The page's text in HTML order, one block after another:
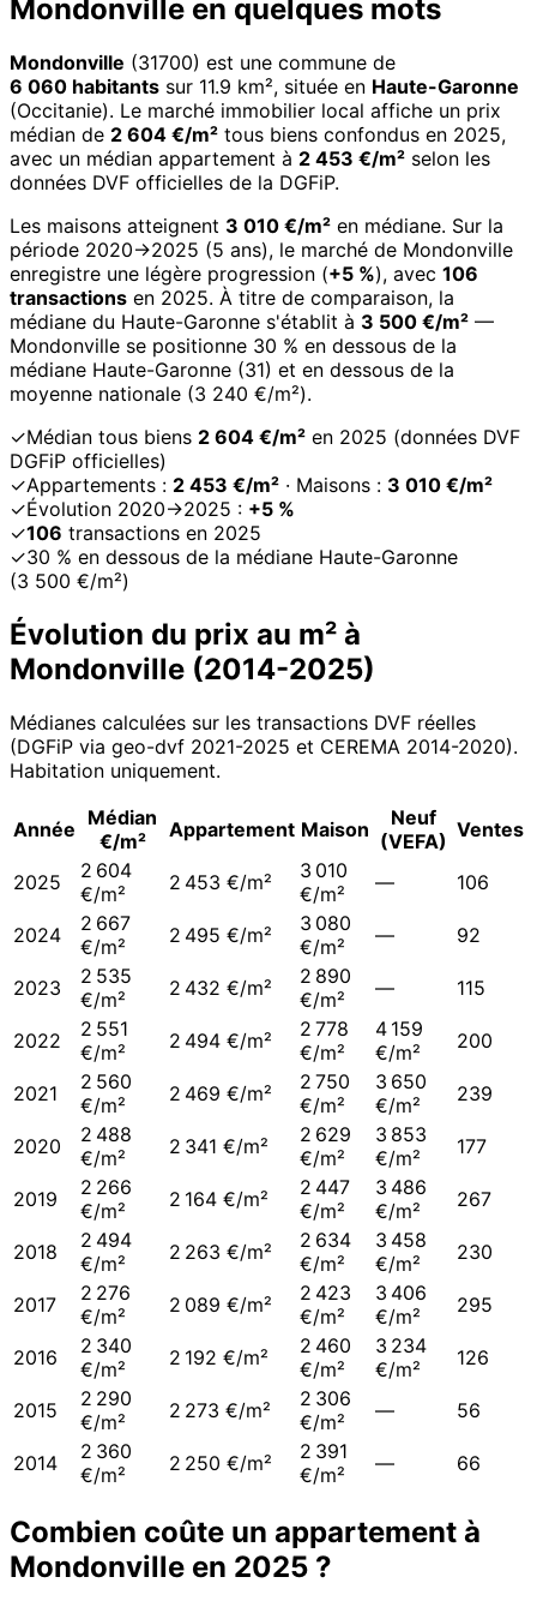
Mondonville en quelques mots
Mondonville (31700) est une commune de
6 060 habitants sur 11.9 km², située en Haute-Garonne
(Occitanie). Le marché immobilier local affiche un prix
médian de 2 604 €/m² tous biens confondus en 2025,
avec un médian appartement à 2 453 €/m² selon les
données DVF officielles de la DGFiP.
Les maisons atteignent 3 010 €/m² en médiane. Sur la
période 2020→2025 (5 ans), le marché de Mondonville
enregistre une légère progression (+5 %), avec 106
transactions en 2025. À titre de comparaison, la
médiane du Haute-Garonne s'établit à 3 500 €/m² —
Mondonville se positionne 30 % en dessous de la
médiane Haute-Garonne (31) et en dessous de la
moyenne nationale (3 240 €/m²).
✓Médian tous biens 2 604 €/m² en 2025 (données DVF
DGFiP officielles)
✓Appartements : 2 453 €/m² · Maisons : 3 010 €/m²
✓Évolution 2020→2025 : +5 %
✓106 transactions en 2025
✓30 % en dessous de la médiane Haute-Garonne
(3 500 €/m²)
Évolution du prix au m² à
Mondonville (2014-2025)
Médianes calculées sur les transactions DVF réelles
(DGFiP via geo-dvf 2021-2025 et CEREMA 2014-2020).
Habitation uniquement.
Année Médian
€/m²
Appartement Maison
Neuf
(VEFA) Ventes
2025
2 604
€/m²
2 453 €/m²
3 010
€/m²
— 106
2024
2 667
€/m²
2 495 €/m²
3 080
€/m²
— 92
2023
2 535
€/m²
2 432 €/m²
2 890
€/m²
— 115
2022
2 551
€/m²
2 494 €/m²
2 778
€/m²
4 159
€/m²
200
2021
2 560
€/m²
2 469 €/m²
2 750
€/m²
3 650
€/m²
239
2020
2 488
€/m²
2 341 €/m²
2 629
€/m²
3 853
€/m²
177
2019
2 266
€/m²
2 164 €/m²
2 447
€/m²
3 486
€/m²
267
2018
2 494
€/m²
2 263 €/m²
2 634
€/m²
3 458
€/m²
230
2017
2 276
€/m²
2 089 €/m²
2 423
€/m²
3 406
€/m²
295
2016
2 340
€/m²
2 192 €/m²
2 460
€/m²
3 234
€/m²
126
2015
2 290
€/m²
2 273 €/m²
2 306
€/m²
— 56
2014
2 360
€/m²
2 250 €/m²
2 391
€/m²
— 66
Combien coûte un appartement à
Mondonville en 2025 ?